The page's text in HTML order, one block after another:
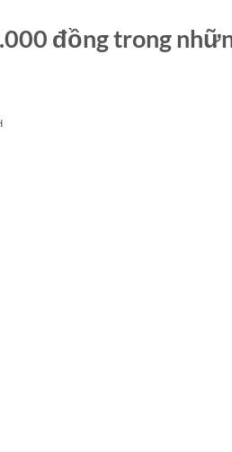
đồng trong